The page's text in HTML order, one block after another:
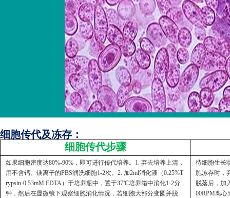
细胞传代及冻存：
细胞传代步骤
如果细胞密度达80%-90%，即可进行传代培养。1. 弃去培养上清，
用不含钙、镁离子的PBS润洗细胞1-2次。2. 加2ml消化液（0.25%T
rypsin-0.53mM EDTA）于培养瓶中，置于37℃培养箱中消化1-2分
钟，然后在显微镜下观察细胞消化情况，若细胞大部分变圆并脱
待细胞生长
胞冻存时，
脱落后，加
00RPM离心